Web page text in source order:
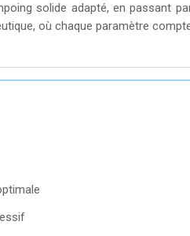
solide adapté, en passant
où chaque paramètre